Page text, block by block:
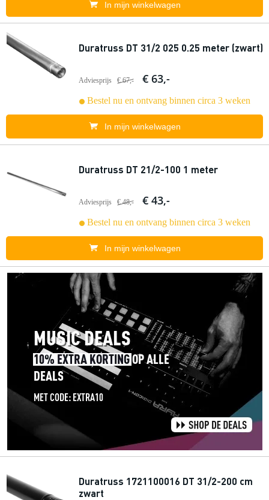
In mijn winkelwagen
Duratruss DT 31/2 025 0.25 meter (zwart)
Adviesprijs € 67,- € 63,-
Bestel nu en ontvang binnen circa 3 weken
In mijn winkelwagen
Duratruss DT 21/2-100 1 meter
Adviesprijs € 48,- € 43,-
Bestel nu en ontvang binnen circa 3 weken
In mijn winkelwagen
Duratruss 1721100016 DT 31/2-200 cm
zwart